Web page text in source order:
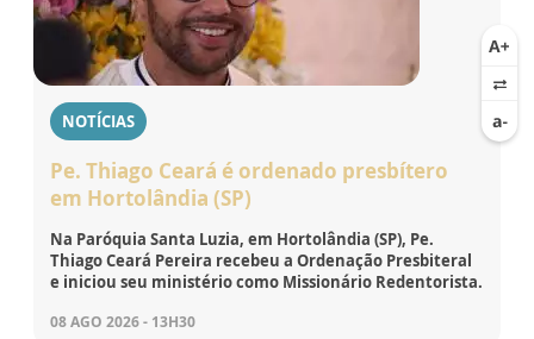
NOTÍCIAS
Pe. Thiago Ceará é ordenado presbítero
em Hortolândia (SP)
Na Paróquia Santa Luzia, em Hortolândia (SP), Pe.
Thiago Ceará Pereira recebeu a Ordenação Presbiteral
e iniciou seu ministério como Missionário Redentorista.
08 AGO 2026 - 13H30